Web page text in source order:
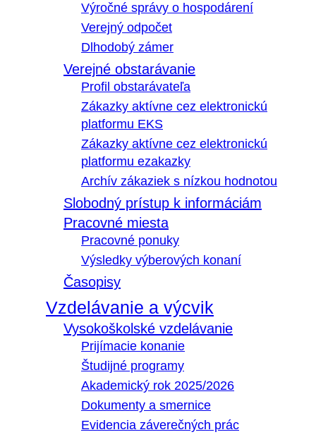
Výročné správy o hospodárení
Verejný odpočet
Dlhodobý zámer
Verejné obstarávanie
Profil obstarávateľa
Zákazky aktívne cez elektronickú
platformu EKS
Zákazky aktívne cez elektronickú
platformu ezakazky
Archív zákaziek s nízkou hodnotou
Slobodný prístup k informáciám
Pracovné miesta
Pracovné ponuky
Výsledky výberových konaní
Časopisy
Vzdelávanie a výcvik
Vysokoškolské vzdelávanie
Prijímacie konanie
Študijné programy
Akademický rok 2025/2026
Dokumenty a smernice
Evidencia záverečných prác